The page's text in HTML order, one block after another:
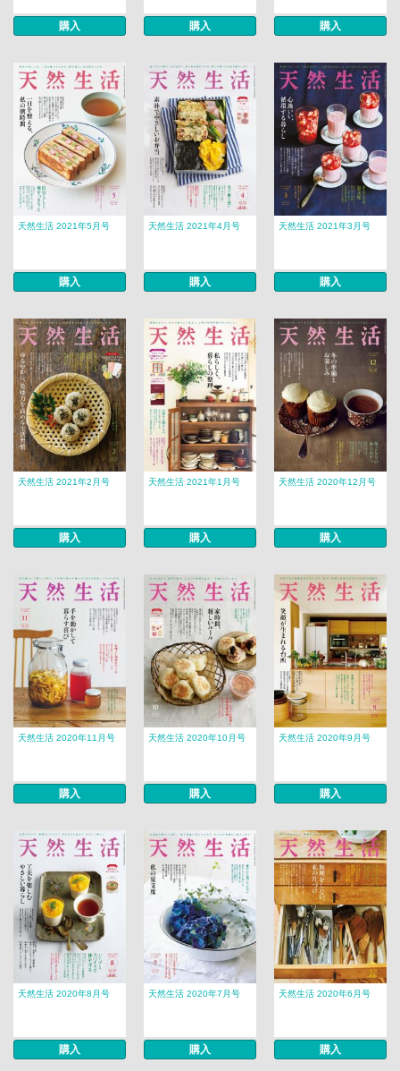
購入 購入 購入
天然生活 2021年5月号
購入
天然生活 2021年4月号
購入
天然生活 2021年3月号
購入
天然生活 2021年2月号
購入
天然生活 2021年1月号
購入
天然生活 2020年12月号
購入
天然生活 2020年11月号
購入
天然生活 2020年10月号
購入
天然生活 2020年9月号
購入
天然生活 2020年8月号
購入
天然生活 2020年7月号
購入
天然生活 2020年6月号
購入